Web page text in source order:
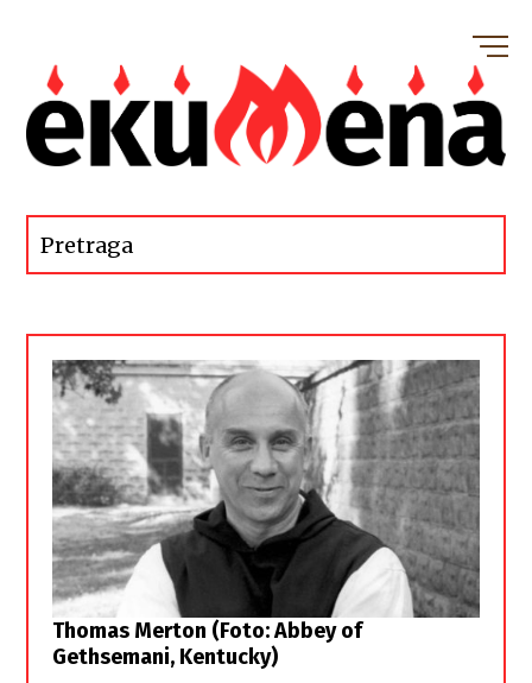
Thomas Merton (Foto: Abbey of
Gethsemani, Kentucky)